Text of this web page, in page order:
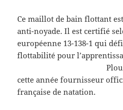
Ce maillot de bain flottant
anti-noyade. Il est certifié
européenne 13-138-1 qui
flottabilité pour
Plouf est
cette année fournisseur
française de natation.